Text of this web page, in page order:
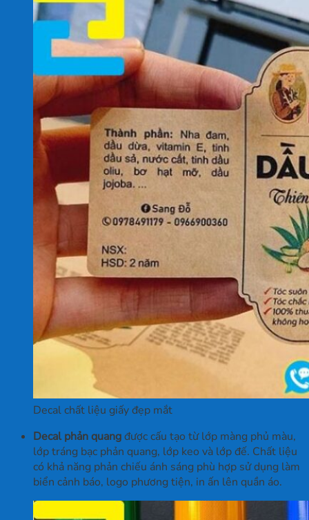
Decal chất liệu giấy đẹp mắt
Decal phản quangđược cấu tạo từ lớp màng phủ màu,
lớp tráng bạc phản quang, lớp keo và lớp đế. Chất liệu
có khả năng phản chiếu ánh sáng phù hợp sử dụng làm
biển cảnh báo, logo phương tiện, in ấn lên quần áo.